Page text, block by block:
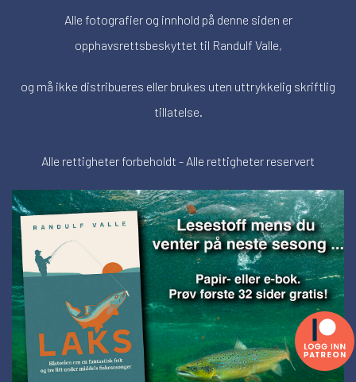
Alle fotografier og innhold på denne siden er
opphavsrettsbeskyttet til Randulf Valle,
og må ikke distribueres eller brukes uten uttrykkelig skriftlig
tillatelse.
Alle rettigheter forbeholdt - Alle rettigheter reservert